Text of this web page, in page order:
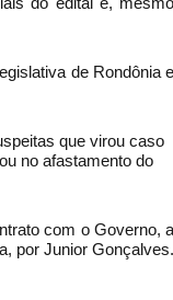
de Rondônia e
que virou caso
no afastamento do
com o Governo, a
por Junior Gonçalves.